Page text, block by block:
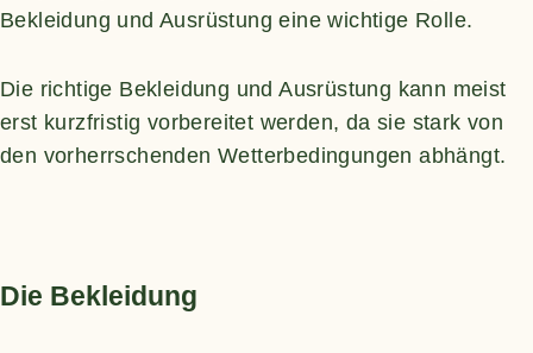
Bekleidung und Ausrüstung eine wichtige Rolle.
Die richtige Bekleidung und Ausrüstung kann meist
erst kurzfristig vorbereitet werden, da sie stark von
den vorherrschenden Wetterbedingungen abhängt.
Die Bekleidung